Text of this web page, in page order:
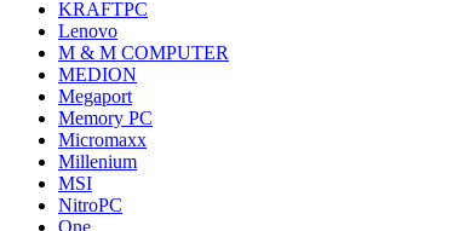
KRAFTPC
Lenovo
M & M COMPUTER
MEDION
Megaport
Memory PC
Micromaxx
Millenium
MSI
NitroPC